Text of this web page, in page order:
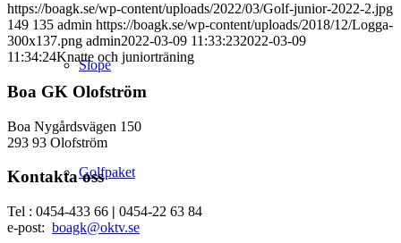
Slope
Golfpaket
https://boagk.se/wp-content/uploads/2022/03/Golf-junior-2022-2.jpg
149 135 admin https://boagk.se/wp-content/uploads/2018/12/Logga-
300x137.png admin2022-03-09 11:33:232022-03-09
11:34:24Knatte och juniorträning
Boa GK Olofström
Boa Nygårdsvägen 150
293 93 Olofström
Kontakta oss
Tel : 0454-433 66 | 0454-22 63 84
e-post: boagk@oktv.se